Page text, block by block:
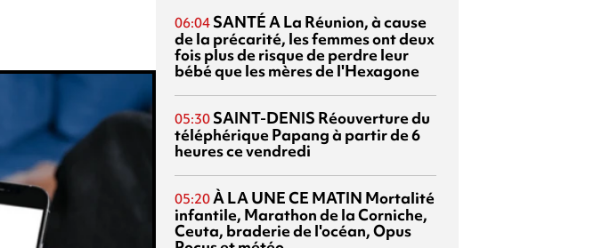
06:04 SANTÉA La Réunion, à cause
de la précarité, les femmes ont deux
fois plus de risque de perdre leur
bébé que les mères de l'Hexagone
05:30 SAINT-DENIS Réouverture du
téléphérique Papang à partir de 6
heures ce vendredi
05:20À LA UNE CE MATIN Mortalité
infantile, Marathon de la Corniche,
Ceuta, braderie de l'océan, Opus